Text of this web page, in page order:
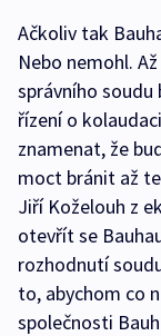
Ačkoliv tak
Nebo nemohl.
správního
řízení o
znamenat, že
moct bránit až
Jiří Koželouh z
otevřít se
rozhodnutí
to, abychom co
společnosti